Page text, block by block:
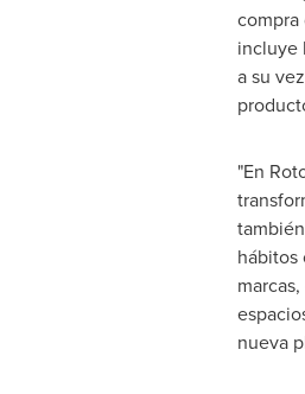
compra
incluye
a su
"En
hábitos
nueva